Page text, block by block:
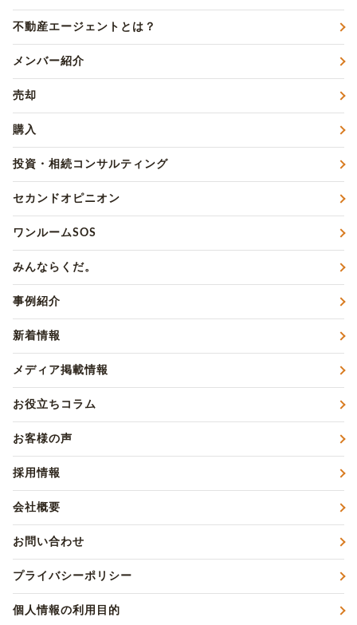
不動産エージェントとは？
メンバー紹介
売却
購入
投資・相続コンサルティング
セカンドオピニオン
ワンルームSOS
みんならくだ。
事例紹介
新着情報
メディア掲載情報
お役立ちコラム
お客様の声
採用情報
会社概要
お問い合わせ
プライバシーポリシー
個人情報の利用目的